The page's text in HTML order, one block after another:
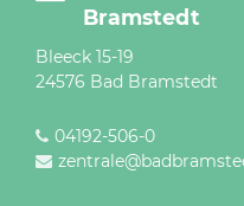
Bramstedt
Bleeck 15-19
24576 Bad Bramstedt
04192-506-0